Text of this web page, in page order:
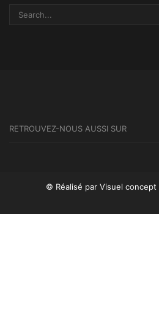
RETROUVEZ-NOUS AUSSI SUR
© Réalisé par Visuel concept